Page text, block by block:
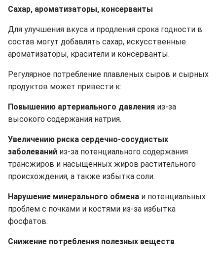
Сахар, ароматизаторы, консерванты
Для улучшения вкуса и продления срока годности в
состав могут добавлять сахар, искусственные
ароматизаторы, красители и консерванты.
Регулярное потребление плавленых сыров и сырных
продуктов может привести к:
Повышению артериального давления из-за
высокого содержания натрия.
Увеличению риска сердечно-сосудистых
заболеваний из-за потенциального содержания
трансжиров и насыщенных жиров растительного
происхождения, а также избытка соли.
Нарушение минерального обмена и потенциальных
проблем с почками и костями из-за избытка
фосфатов.
Снижение потребления полезных веществ